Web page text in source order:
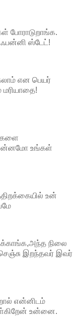
போராடுறாங்க.
ஃபன்னி ஸ்டேட்!
என பெயர்
என்னமோ உங்கள்
உன்
நிலை
செஞ்சு இறந்தவர் இவர்
என்னிடம்
உன்னை.